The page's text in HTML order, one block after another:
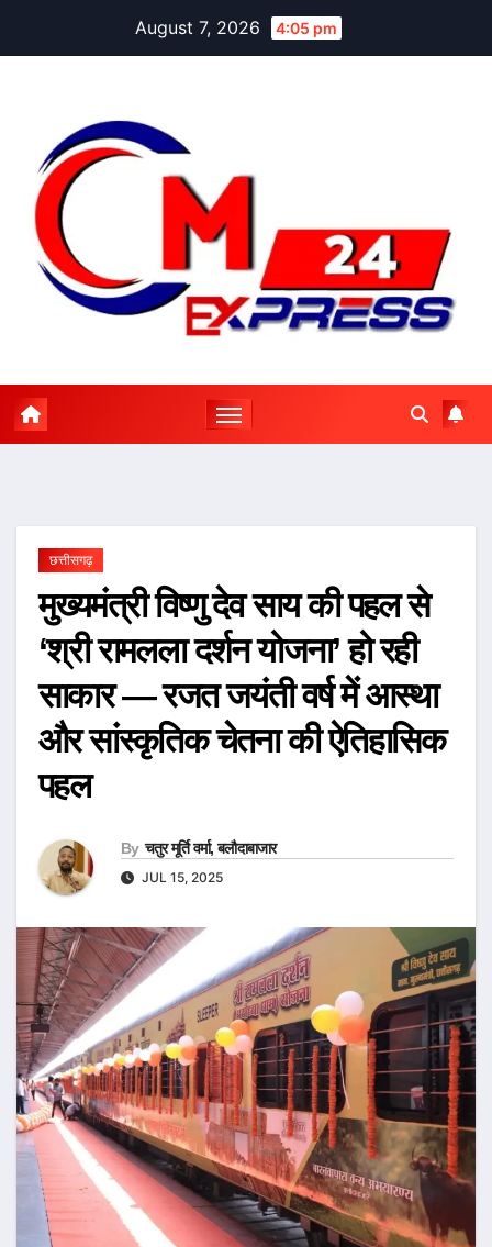
August 7, 2026 4:05 pm
छत्तीसगढ़
मुख्यमंत्री विष्णु देव साय की पहल से
‘श्री रामलला दर्शन योजना’ हो रही
साकार — रजत जयंती वर्ष में आस्था
और सांस्कृतिक चेतना की ऐतिहासिक
पहल
By चतुर मूर्ति वर्मा, बलौदाबाजार
JUL 15, 2025